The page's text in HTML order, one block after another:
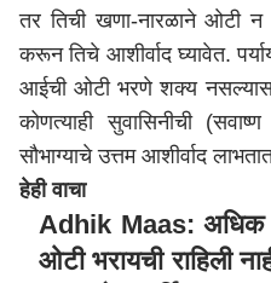
तर तिची खणा-नारळाने ओटी न
करून तिचे आशीर्वाद घ्यावेत.
आईची ओटी भरणे शक्य नसल्यास,
कोणत्याही सुवासिनीची
सौभाग्याचे उत्तम आशीर्वाद
हेही वाचा
Adhik Maas: अधिक
ओटी भरायची राहिली